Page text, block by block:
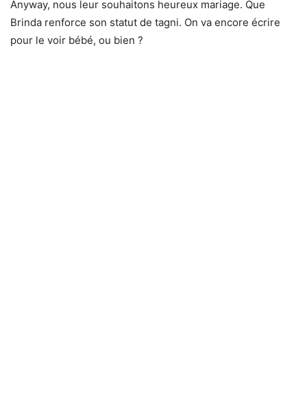
Anyway, nous leur souhaitons heureux mariage. Que
Brinda renforce son statut de tagni. On va encore écrire
pour le voir bébé, ou bien ?